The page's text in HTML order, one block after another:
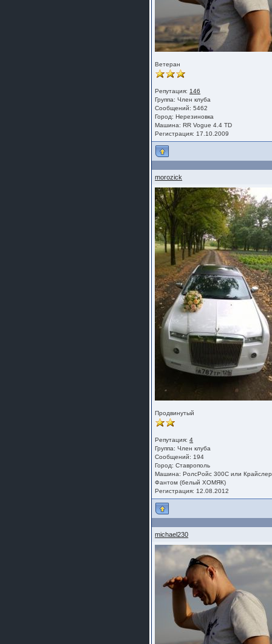
Ветеран
Репутация: 146
Группа:Член клуба
Сообщений: 5462
Город: Нерезиновка
Машина: RR Vogue 4.4 TD
Регистрация: 17.10.2009
morozick
Продвинутый
Репутация:4
Группа:Член клуба
Сообщений: 194
Город: Ставрополь
Машина: РолсРойс 300С или Крайслер
Фантом (белый ХОМЯК)
Регистрация: 12.08.2012
michael230